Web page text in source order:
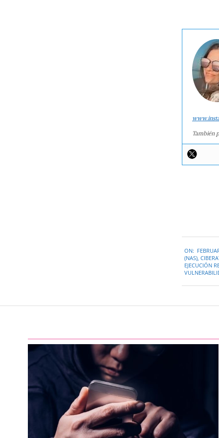
También
02-
18
ON:
(NAS)
EJECUCIÓN